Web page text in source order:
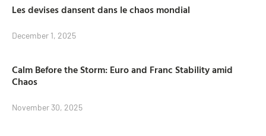
Les devises dansent dans le chaos mondial
December 1, 2025
Calm Before the Storm: Euro and Franc Stability amid
Chaos
November 30, 2025